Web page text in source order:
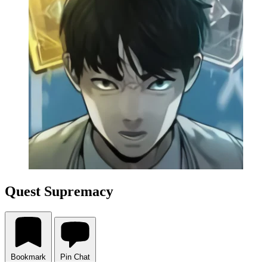
Quest Supremacy
Bookmark Pin Chat